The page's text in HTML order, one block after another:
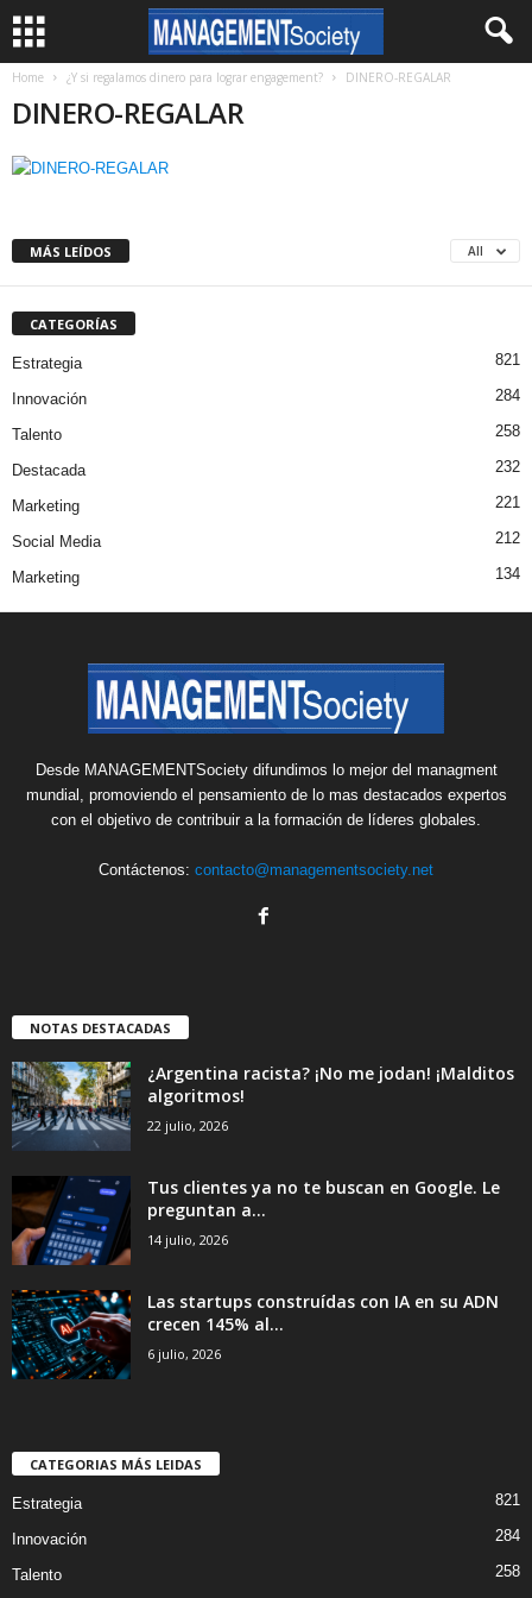
Home ¿Y si regalamos dinero para lograr engagement? DINERO-REGALAR
DINERO-REGALAR
MÁS LEÍDOS All
CATEGORÍAS
Estrategia 821
Innovación 284
Talento 258
Destacada 232
Marketing 221
Social Media 212
Marketing 134
Desde MANAGEMENTSociety difundimos lo mejor del managment
mundial, promoviendo el pensamiento de lo mas destacados expertos
con el objetivo de contribuir a la formación de líderes globales.
Contáctenos: contacto@managementsociety.net
NOTAS DESTACADAS
¿Argentina racista? ¡No me jodan! ¡Malditos
algoritmos!
22 julio, 2026
Tus clientes ya no te buscan en Google. Le
preguntan a...
14 julio, 2026
Las startups construídas con IA en su ADN
crecen 145% al...
6 julio, 2026
CATEGORIAS MÁS LEIDAS
Estrategia 821
Innovación 284
Talento
258